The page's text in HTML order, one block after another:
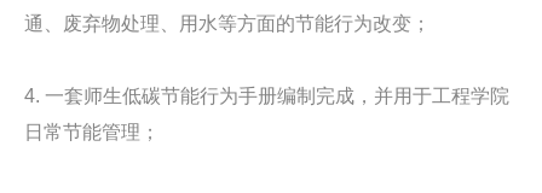
通、废弃物处理、用水等方面的节能行为改变；
4. 一套师生低碳节能行为手册编制完成，并用于工程学院
日常节能管理；